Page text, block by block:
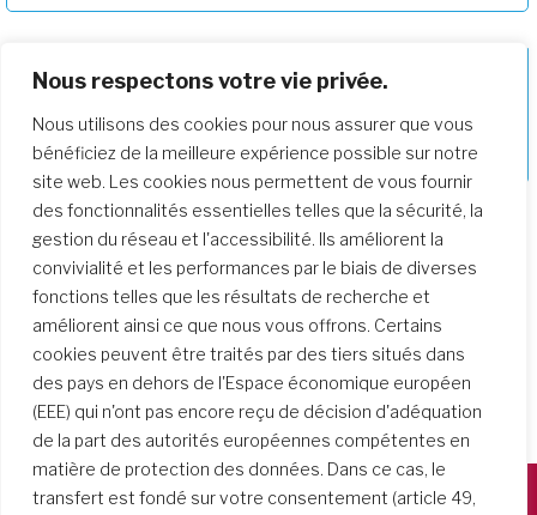
Nous respectons votre vie privée.
Nous utilisons des cookies pour nous assurer que vous
bénéficiez de la meilleure expérience possible sur notre
site web. Les cookies nous permettent de vous fournir
des fonctionnalités essentielles telles que la sécurité, la
gestion du réseau et l'accessibilité. Ils améliorent la
convivialité et les performances par le biais de diverses
fonctions telles que les résultats de recherche et
améliorent ainsi ce que nous vous offrons. Certains
cookies peuvent être traités par des tiers situés dans
des pays en dehors de l'Espace économique européen
(EEE) qui n'ont pas encore reçu de décision d'adéquation
de la part des autorités européennes compétentes en
matière de protection des données. Dans ce cas, le
transfert est fondé sur votre consentement (article 49,
Approfondir notre parcours de
formation